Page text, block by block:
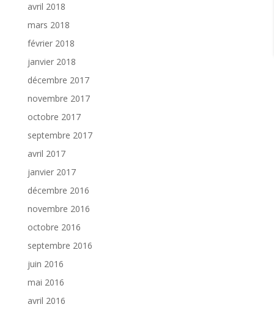
avril 2018
mars 2018
février 2018
janvier 2018
décembre 2017
novembre 2017
octobre 2017
septembre 2017
avril 2017
janvier 2017
décembre 2016
novembre 2016
octobre 2016
septembre 2016
juin 2016
mai 2016
avril 2016